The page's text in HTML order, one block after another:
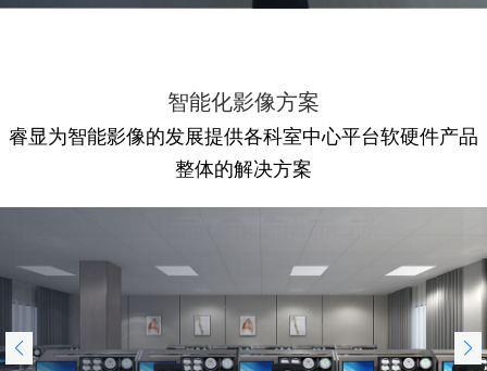
智能化影像方案
睿显为智能影像的发展提供各科室中心平台软硬件产品
整体的解决方案